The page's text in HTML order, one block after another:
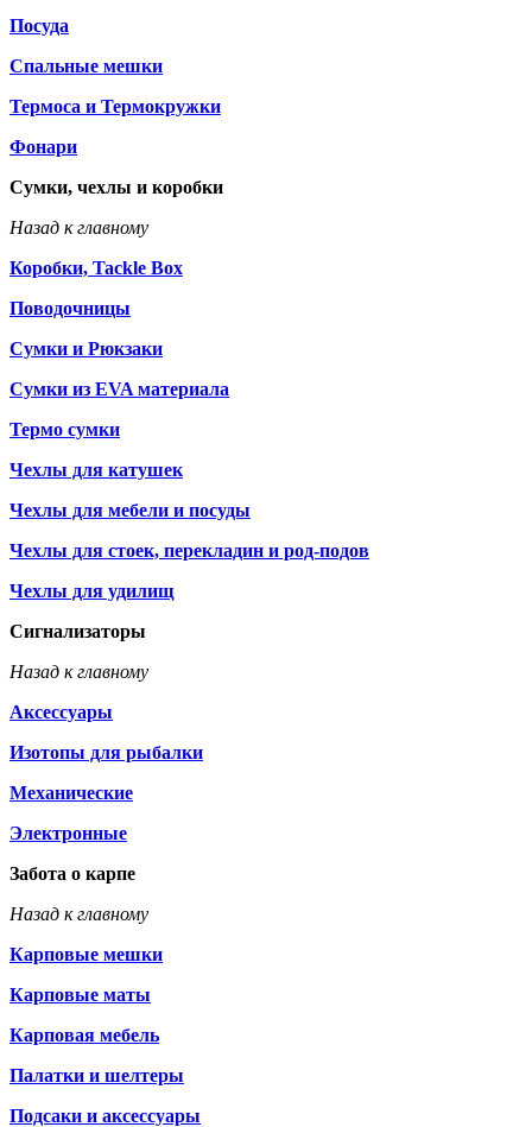
Посуда
Спальные мешки
Термоса и Термокружки
Фонари
Сумки, чехлы и коробки
Назад к главному
Коробки, Tackle Box
Поводочницы
Сумки и Рюкзаки
Сумки из EVA материала
Термо сумки
Чехлы для катушек
Чехлы для мебели и посуды
Чехлы для стоек, перекладин и род-подов
Чехлы для удилищ
Сигнализаторы
Назад к главному
Аксессуары
Изотопы для рыбалки
Механические
Электронные
Забота о карпе
Назад к главному
Карповые мешки
Карповые маты
Карповая мебель
Палатки и шелтеры
Подсаки и аксессуары